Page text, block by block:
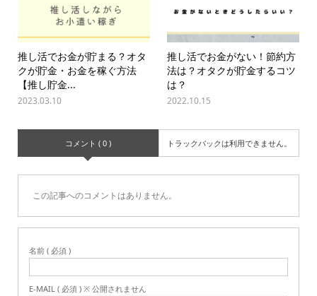
推し活でお金が貯まる？オタ
クが貯金・お金を稼ぐ方法
【推し貯金...
2023.03.10
推し活でお金がない！節約方
法は？オタクが貯金するコツ
は？
2022.10.15
コメント ( 0 ) トラックバックは利用できません。
この記事へのコメントはありません。
名前 ( 必須 )
E-MAIL ( 必須 ) ※ 公開されません